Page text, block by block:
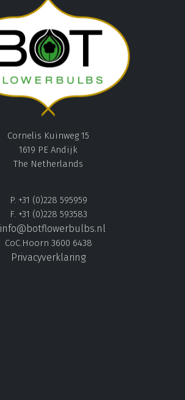
Cornelis Kuinweg 15
1619 PE Andijk
The Netherlands
P. +31 (0)228 595959
F. +31 (0)228 593583
info@botflowerbulbs.nl
CoC.Hoorn 3600 6438
Privacyverklaring